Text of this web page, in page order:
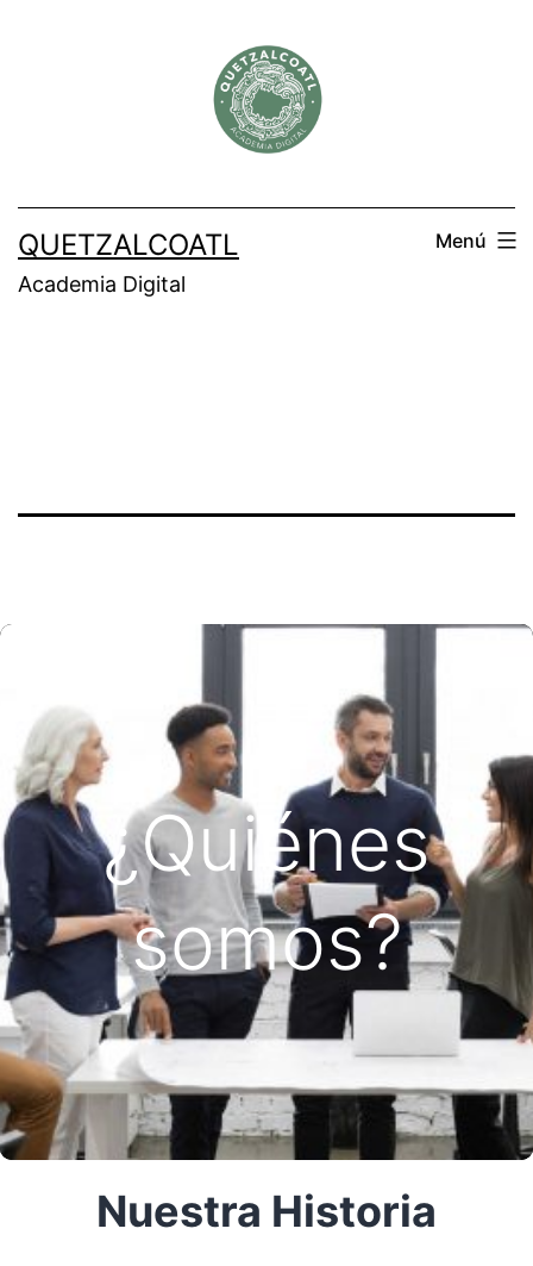
QUETZALCOATL
Academia Digital
Menú
¿Quiénes
somos?
Nuestra Historia